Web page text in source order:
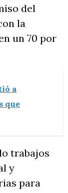
del
la
un 70 por
a
que
trabajos
y
para